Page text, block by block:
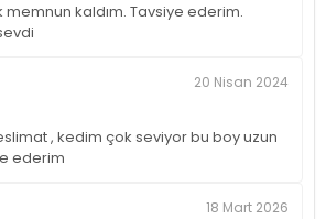
kaldım. Tavsiye ederim.
20 Nisan 2024
, kedim çok seviyor bu boy uzun
ederim
18 Mart 2026